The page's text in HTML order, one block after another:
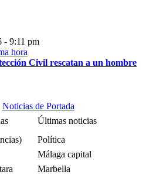
- 9:11 pm
Civil rescatan a un hombre
Noticias de Portada
Últimas noticias
Política
Málaga capital
Marbella